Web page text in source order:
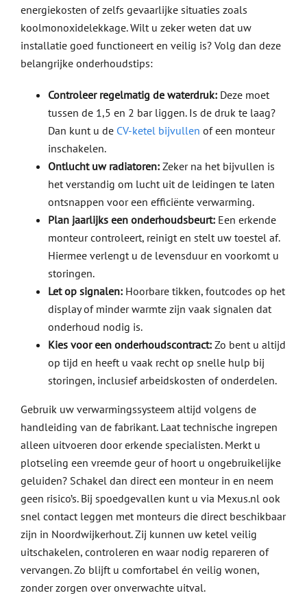
energiekosten of zelfs gevaarlijke situaties zoals
koolmonoxidelekkage. Wilt u zeker weten dat uw
installatie goed functioneert en veilig is? Volg dan deze
belangrijke onderhoudstips:
Controleer regelmatig de waterdruk:Deze moet
tussen de 1,5 en 2 bar liggen. Is de druk te laag?
Dan kunt u de CV-ketel bijvullen of een monteur
inschakelen.
Ontlucht uw radiatoren:Zeker na het bijvullen is
het verstandig om lucht uit de leidingen te laten
ontsnappen voor een efficiënte verwarming.
Plan jaarlijks een onderhoudsbeurt:Een erkende
monteur controleert, reinigt en stelt uw toestel af.
Hiermee verlengt u de levensduur en voorkomt u
storingen.
Let op signalen:Hoorbare tikken, foutcodes op het
display of minder warmte zijn vaak signalen dat
onderhoud nodig is.
Kies voor een onderhoudscontract:Zo bent u altijd
op tijd en heeft u vaak recht op snelle hulp bij
storingen, inclusief arbeidskosten of onderdelen.
Gebruik uw verwarmingssysteem altijd volgens de
handleiding van de fabrikant. Laat technische ingrepen
alleen uitvoeren door erkende specialisten. Merkt u
plotseling een vreemde geur of hoort u ongebruikelijke
geluiden? Schakel dan direct een monteur in en neem
geen risico’s. Bij spoedgevallen kunt u via Mexus.nl ook
snel contact leggen met monteurs die direct beschikbaar
zijn in Noordwijkerhout. Zij kunnen uw ketel veilig
uitschakelen, controleren en waar nodig repareren of
vervangen. Zo blijft u comfortabel én veilig wonen,
zonder zorgen over onverwachte uitval.